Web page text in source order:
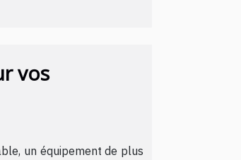
vos
un équipement de plus